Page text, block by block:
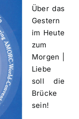
Über das
Gestern
im Heute
zum
Morgen |
Liebe
soll die
Brücke
sein!